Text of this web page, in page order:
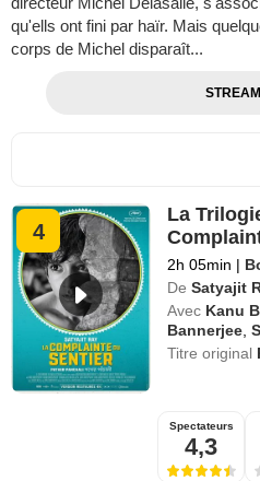
qu'ells ont fini par haïr. Mais
corps de Michel disparaît...
4
La
2h 05min |
De Satyajit
Avec Kanu
Bannerjee ,
Titre original
Spectateurs
4,3